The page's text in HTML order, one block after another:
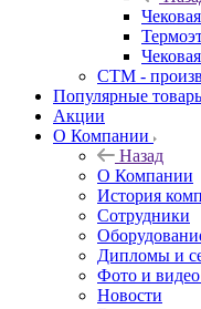
СТМ -
Популярные
Акции
О Компании
Назад
О Компании
История
Сотрудники
Дипломы и
Фото и видео
Новости